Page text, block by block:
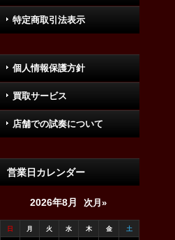
特定商取引法表示
個人情報保護方針
買取サービス
店舗での試奏について
営業日カレンダー
2026年8月 次月»
日 月 火 水 木 金 土